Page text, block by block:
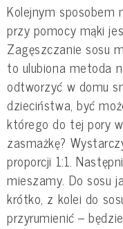
Kolejnym sposobem
przy pomocy mąki
Zagęszczanie sosu
to ulubiona metoda
odtworzyć w domu
dzieciństwa, być
którego do tej pory
zasmażkę?
proporcji 1:1.
mieszamy. Do sosu
krótko, z kolei do
przyrumienić –